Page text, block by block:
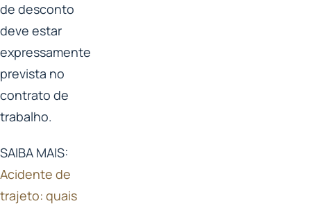
de desconto
deve estar
expressamente
prevista no
contrato de
trabalho.
SAIBA MAIS:
Acidente de
trajeto: quais